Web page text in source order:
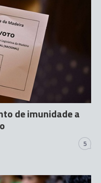
de imunidade a
5